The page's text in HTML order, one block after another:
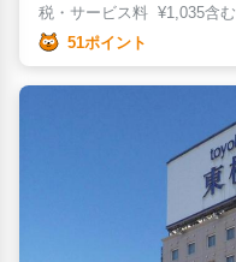
税・サービス料 ¥1,035含む
51ポイント